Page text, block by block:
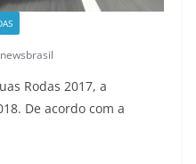
Rodas 2017, a
De acordo com a